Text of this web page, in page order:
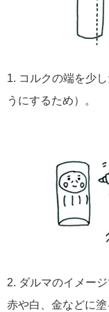
1. コルクの端を少
うにするため）。
2. ダルマのイメー
赤や白、金などに塗